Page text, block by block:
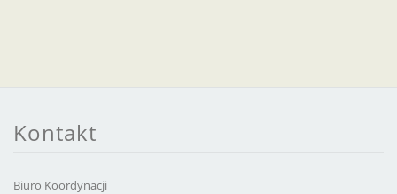
Kontakt
Biuro Koordynacji